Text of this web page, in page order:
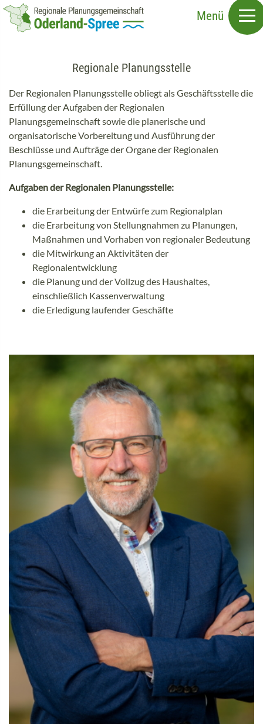
Direkt
zum
Inhalt
Menü
Regionale Planungsstelle
Der Regionalen Planungsstelle obliegt als Geschäftsstelle die
Erfüllung der Aufgaben der Regionalen
Planungsgemeinschaft sowie die planerische und
organisatorische Vorbereitung und Ausführung der
Beschlüsse und Aufträge der Organe der Regionalen
Planungsgemeinschaft.
Aufgaben der Regionalen Planungsstelle:
die Erarbeitung der Entwürfe zum Regionalplan
die Erarbeitung von Stellungnahmen zu Planungen,
Maßnahmen und Vorhaben von regionaler Bedeutung
die Mitwirkung an Aktivitäten der
Regionalentwicklung
die Planung und der Vollzug des Haushaltes,
einschließlich Kassenverwaltung
die Erledigung laufender Geschäfte